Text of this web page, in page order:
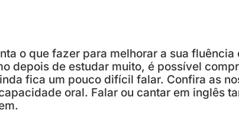
o que fazer para melhorar a sua fluência
depois de estudar muito, é possível
fica um pouco difícil falar. Confira as
oral. Falar ou cantar em inglês